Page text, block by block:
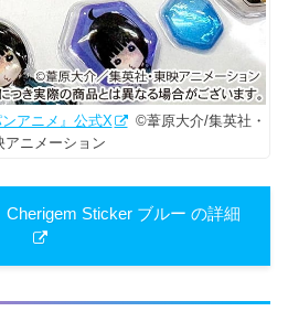
ンアニメ』公式X
©葦原大介/集英社・
アニメーション
Cherigem Sticker ブルー の詳細